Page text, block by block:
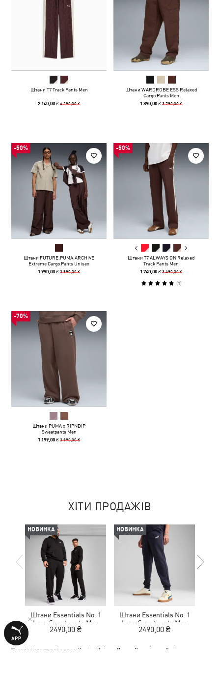
Штани T7 Track Pants Men
2 140,00 ₴4 290,00 ₴
Штани WARDROBE ESS Relaxed
Cargo Pants Men
1 890,00 ₴3 790,00 ₴
-50%
Штани FUTURE.PUMA.ARCHIVE
Extreme Cargo Pants Unisex
1 990,00 ₴3 990,00 ₴
-50%
Штани T7 ALWAYS ON Relaxed
Track Pants Men
1 740,00 ₴3 490,00 ₴
(1)
-70%
Штани PUMA x RIPNDIP
Sweatpants Men
1 199,00 ₴3 990,00 ₴
ХІТИ ПРОДАЖІВ
НОВИНКА
Штани Essentials No. 1
Logo Sweatpants Men
2490,00 ₴
НОВИНКА
Штани Essentials No. 1
Logo Sweatpants Men
2490,00 ₴
Чоловічі спортивні штани: Харків Дніпро Одеса Запоріжжя Львів